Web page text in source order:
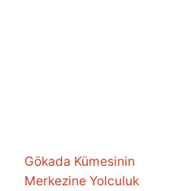
Gökada Kümesinin
Merkezine Yolculuk